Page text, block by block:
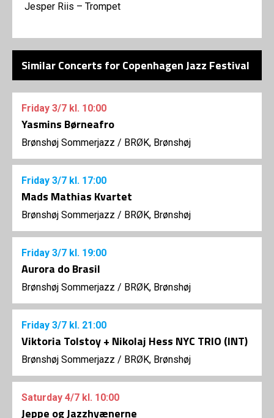
Jesper Riis – Trompet
Similar Concerts for Copenhagen Jazz Festival
Friday 3/7 kl. 10:00
Yasmins Børneafro
Brønshøj Sommerjazz / BRØK, Brønshøj
Friday 3/7 kl. 17:00
Mads Mathias Kvartet
Brønshøj Sommerjazz / BRØK, Brønshøj
Friday 3/7 kl. 19:00
Aurora do Brasil
Brønshøj Sommerjazz / BRØK, Brønshøj
Friday 3/7 kl. 21:00
Viktoria Tolstoy + Nikolaj Hess NYC TRIO (INT)
Brønshøj Sommerjazz / BRØK, Brønshøj
Saturday 4/7 kl. 10:00
Jeppe og Jazzhyænerne